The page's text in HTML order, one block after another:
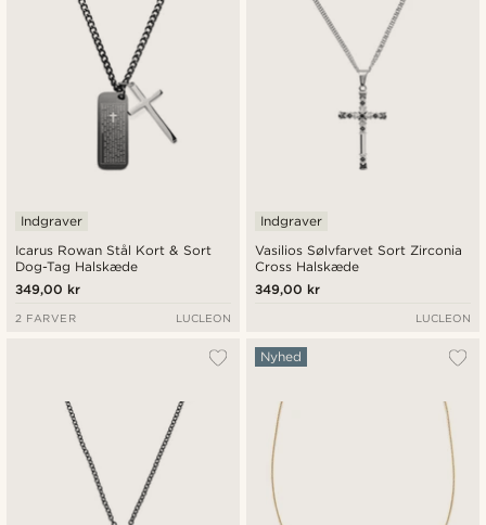
Icarus Rowan Stål Kort & Sort
Dog-Tag Halskæde
Indgraver
349,00 kr
2 FARVER LUCLEON
Vasilios Sølvfarvet Sort Zirconia
Cross Halskæde
Indgraver
349,00 kr
LUCLEON
Nyhed